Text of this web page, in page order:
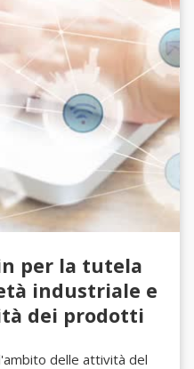
per la tutela
industriale e
dei prodotti
delle attività del